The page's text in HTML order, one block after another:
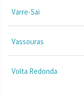
Varre-Sai
Vassouras
Volta Redonda